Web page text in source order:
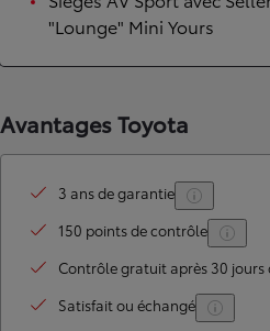
"Lounge" Mini Yours
Avantages Toyota
3 ans de garantie
150 points de contrôle
Contrôle gratuit après 30 jours
Satisfait ou échangé